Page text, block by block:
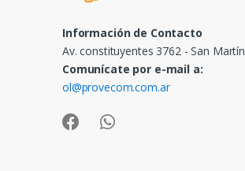
Información de Contacto
Av. constituyentes 3762 - San Martín
Comunícate por e-mail a:
ol@provecom.com.ar